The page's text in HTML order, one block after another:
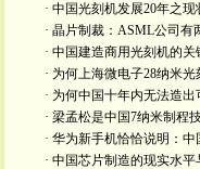
· 中国光刻机发展20年之现
· 晶片制裁：ASML公司有
· 中国建造商用光刻机的关
· 为何上海微电子28纳米光
· 为何中国十年内无法造出
· 梁孟松是中国7纳米制程
· 华为新手机恰恰说明：中
· 中国芯片制造的现实水平